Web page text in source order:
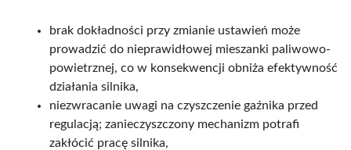
brak dokładności przy zmianie ustawień może
prowadzić do nieprawidłowej mieszanki paliwowo-
powietrznej, co w konsekwencji obniża efektywność
działania silnika,
niezwracanie uwagi na czyszczenie gaźnika przed
regulacją; zanieczyszczony mechanizm potrafi
zakłócić pracę silnika,